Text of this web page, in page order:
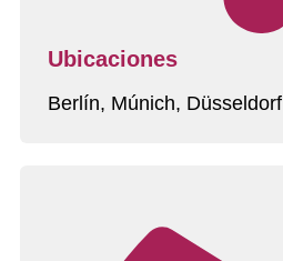
Ubicaciones
Berlín, Múnich, Düsseldorf